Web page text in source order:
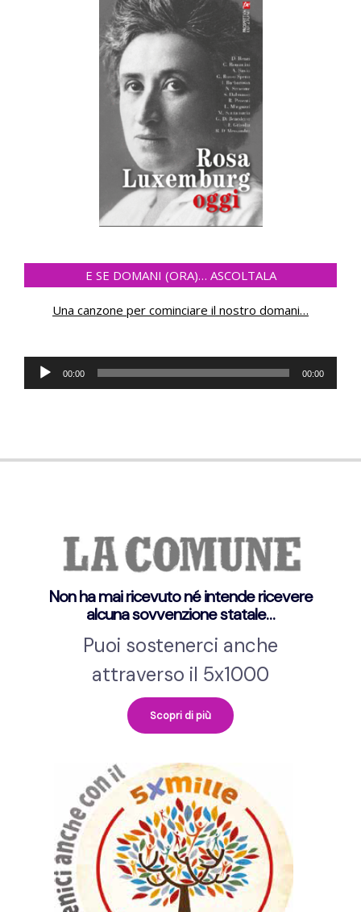
E SE DOMANI (ORA)… ASCOLTALA
Una canzone per cominciare il nostro domani…
Audio
Player
00:00 00:00
Non ha mai ricevuto né intende ricevere
alcuna sovvenzione statale…
Puoi sostenerci anche
attraverso il 5x1000
Scopri di più